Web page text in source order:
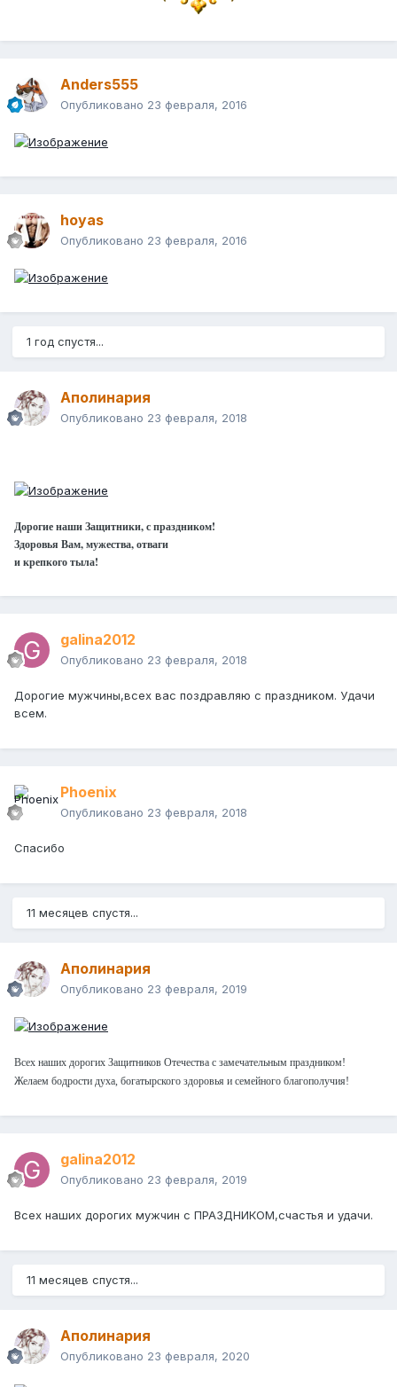
Anders555
Опубликовано 23 февраля, 2016
hoyas
Опубликовано 23 февраля, 2016
1 год спустя...
Аполинария
Опубликовано 23 февраля, 2018
Дорогие наши Защитники, с праздником!
Здоровья Вам, мужества, отваги
и крепкого тыла!
galina2012
Опубликовано 23 февраля, 2018
Дорогие мужчины,всех вас поздравляю с праздником. Удачи
всем.
Phoenix
Опубликовано 23 февраля, 2018
Спасибо
11 месяцев спустя...
Аполинария
Опубликовано 23 февраля, 2019
Всех наших дорогих Защитников Отечества с замечательным праздником!
Желаем бодрости духа, богатырского здоровья и семейного благополучия!
galina2012
Опубликовано 23 февраля, 2019
Всех наших дорогих мужчин с ПРАЗДНИКОМ,счастья и удачи.
11 месяцев спустя...
Аполинария
Опубликовано 23 февраля, 2020